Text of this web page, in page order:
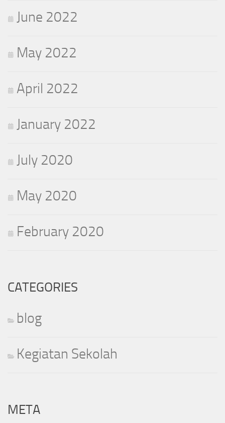
June 2022
May 2022
April 2022
January 2022
July 2020
May 2020
February 2020
CATEGORIES
blog
Kegiatan Sekolah
META